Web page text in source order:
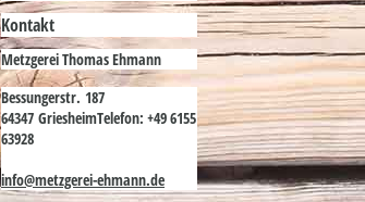
Kontakt
Metzgerei Thomas Ehmann
Bessungerstr. 187
64347 GriesheimTelefon: +49 6155
63928
info@metzgerei-ehmann.de